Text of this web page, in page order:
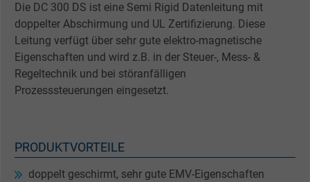
Die DC 300 DS ist eine Semi Rigid Datenleitung mit
doppelter Abschirmung und UL Zertifizierung. Diese
Leitung verfügt über sehr gute elektro-magnetische
Eigenschaften und wird z.B. in der Steuer-, Mess- &
Regeltechnik und bei störanfälligen
Prozesssteuerungen eingesetzt.
PRODUKTVORTEILE
doppelt geschirmt, sehr gute EMV-Eigenschaften